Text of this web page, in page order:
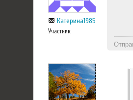
Катерина1985
Участник